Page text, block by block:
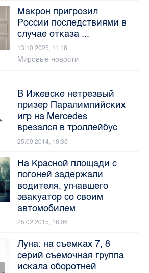
Макрон пригрозил
России последствиями в
случае отказа ...
13.10.2025, 11:16
Мировые новости
В Ижевске нетрезвый
призер Паралимпийских
игр на Mercedes
врезался в троллейбус
25.09.2014, 18:38
На Красной площади с
погоней задержали
водителя, угнавшего
эвакуатор со своим
автомобилем
25.02.2015, 16:06
Луна: на съемках 7, 8
серий съемочная группа
искала оборотней